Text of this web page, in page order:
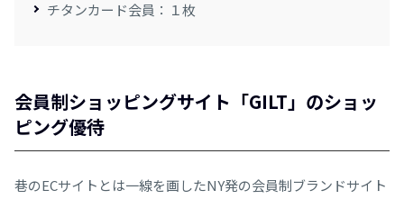
チタンカード会員：１枚
会員制ショッピングサイト「GILT」のショッ
ピング優待
巷のECサイトとは一線を画したNY発の会員制ブランドサイト